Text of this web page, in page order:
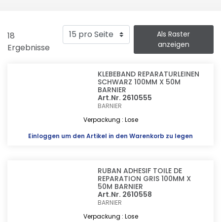
18
Ergebnisse
Als Raster
anzeigen
KLEBEBAND REPARATURLEINEN
SCHWARZ 100MM X 50M
BARNIER
Art.Nr. 2610555
BARNIER
Verpackung : Lose
Einloggen um den Artikel in den Warenkorb zu legen
RUBAN ADHESIF TOILE DE
REPARATION GRIS 100MM X
50M BARNIER
Art.Nr. 2610558
BARNIER
Verpackung : Lose